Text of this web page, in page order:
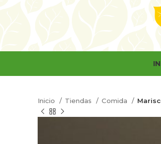
Inicio Tiendas Comida